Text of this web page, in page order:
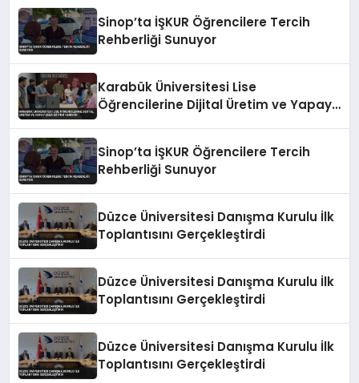
Sinop’ta İŞKUR Öğrencilere Tercih
Rehberliği Sunuyor
Karabük Üniversitesi Lise
Öğrencilerine Dijital Üretim ve Yapay
Sinop’ta İŞKUR Öğrencilere Tercih
Rehberliği Sunuyor
Düzce Üniversitesi Danışma Kurulu İlk
Toplantısını Gerçekleştirdi
Düzce Üniversitesi Danışma Kurulu İlk
Toplantısını Gerçekleştirdi
Düzce Üniversitesi Danışma Kurulu İlk
Toplantısını Gerçekleştirdi